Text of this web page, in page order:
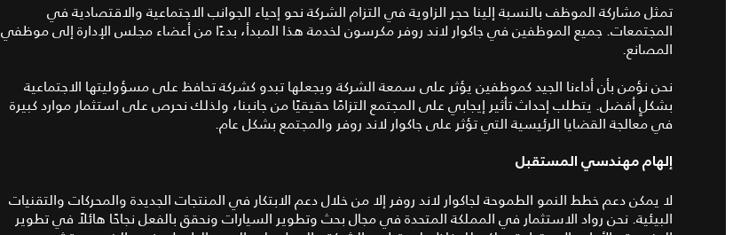
تمثل مشاركة الموظف بالنسبة إلينا حجر الزاوية في التزام الشركة نحو إحياء الجوانب الاجتماعية والاقتصادية في
المجتمعات. جميع الموظفين في جاكوار لاند روفر مكرسون لخدمة هذا المبدأ، بدءًا من أعضاء مجلس الإدارة إلى موظفي
المصانع.
نحن نؤمن بأن أداءنا الجيد كموظفين يؤثر على سمعة الشركة ويجعلها تبدو كشركة تحافظ على مسؤوليتها الاجتماعية
بشكلٍ أفضل. يتطلب إحداث تأثير إيجابي على المجتمع التزامًا حقيقيًا من جانبنا، ولذلك نحرص على استثمار موارد كبيرة
في معالجة القضايا الرئيسية التي تؤثر على جاكوار لاند روفر والمجتمع بشكل عام.
إلهام مهندسي المستقبل
لا يمكن دعم خطط النمو الطموحة لجاكوار لاند روفر إلا من خلال دعم الابتكار في المنتجات الجديدة والمحركات والتقنيات
البيئية. نحن رواد الاستثمار في المملكة المتحدة في مجال بحث وتطوير السيارات ونحقق بالفعل نجاحًا هائلاً في تطوير